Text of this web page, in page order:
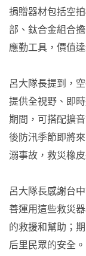
捐贈器材包括空
部、鈦合金組合
應勤工具，價值
呂大隊長提到，
提供全視野、即
期間，可搭配擴
後防汛季節即將
溺事故，救災橡
呂大隊長感謝台
善運用這些救災
的救援和幫助；
后里民眾的安全。